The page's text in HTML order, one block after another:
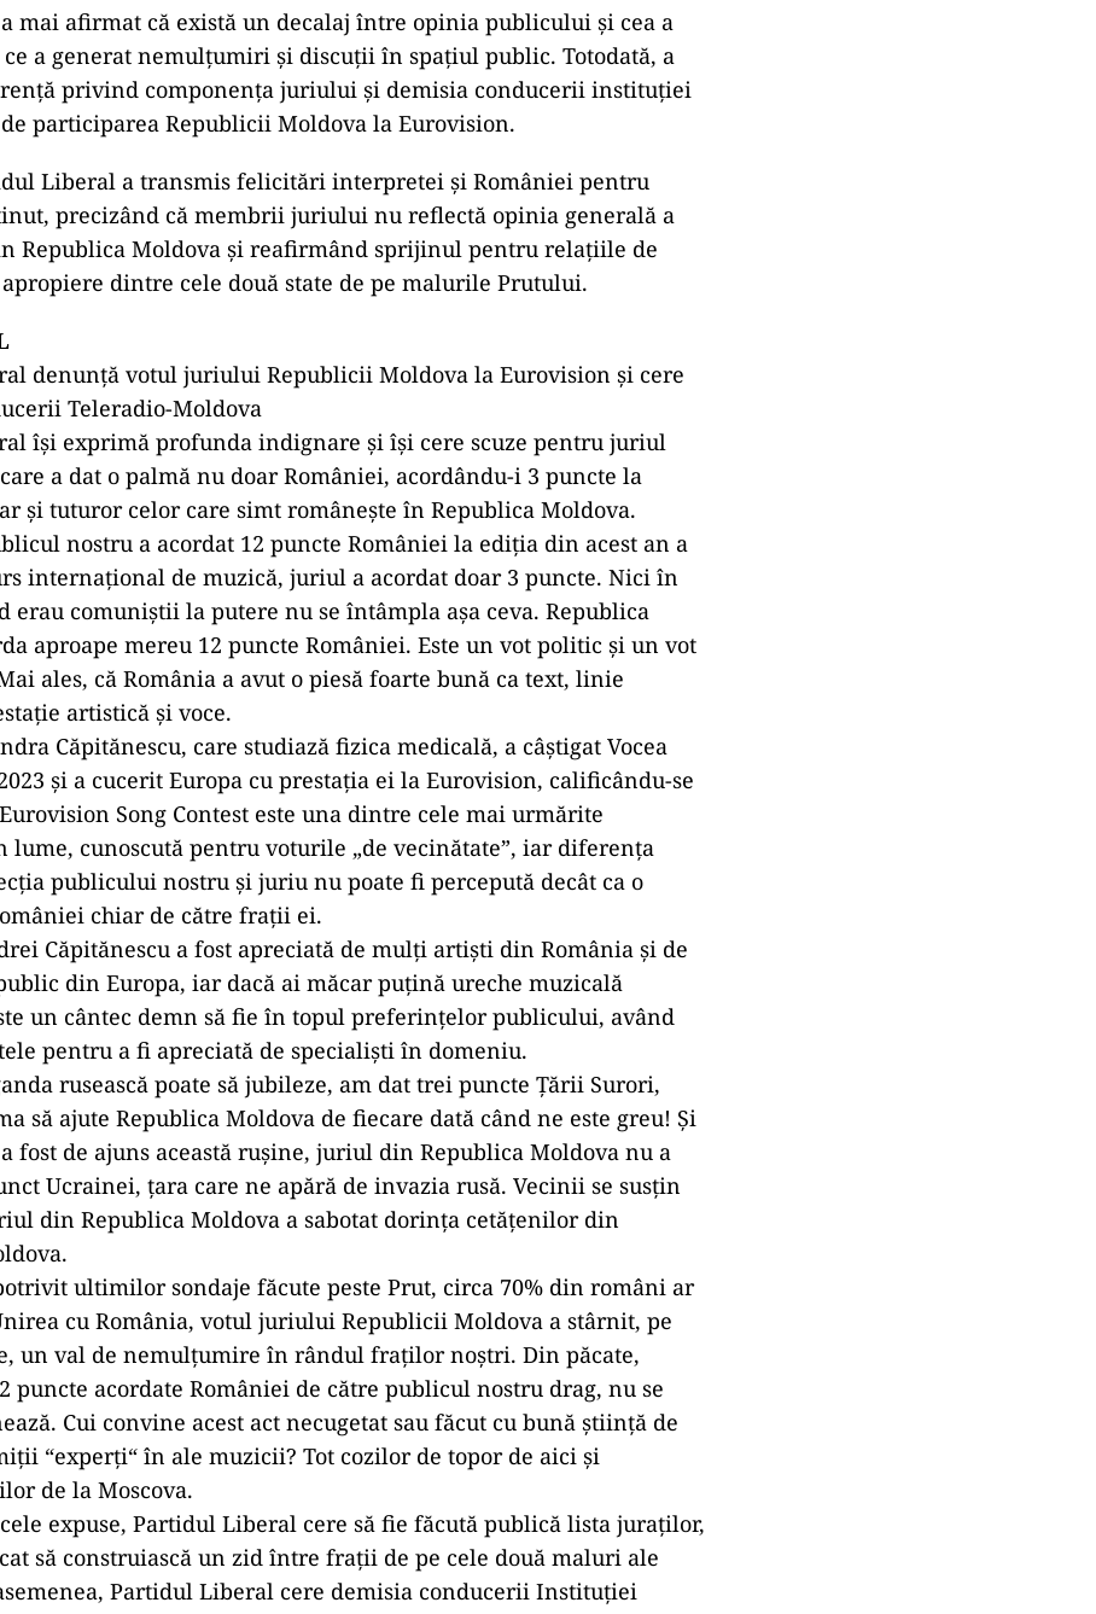
mai afirmat că există un decalaj între opinia publicului și cea a
a generat nemulțumiri și discuții în spațiul public. Totodată, a
privind componența juriului și demisia conducerii instituției
participarea Republicii Moldova la Eurovision.
Liberal a transmis felicitări interpretei și României pentru
precizând că membrii juriului nu reflectă opinia generală a
Republica Moldova și reafirmând sprijinul pentru relațiile de
dintre cele două state de pe malurile Prutului.
denunță votul juriului Republicii Moldova la Eurovision și cere
Teleradio-Moldova
își exprimă profunda indignare și își cere scuze pentru juriul
a dat o palmă nu doar României, acordându-i 3 puncte la
și tuturor celor care simt românește în Republica Moldova.
nostru a acordat 12 puncte României la ediția din acest an a
internațional de muzică, juriul a acordat doar 3 puncte. Nici în
erau comuniștii la putere nu se întâmpla așa ceva. Republica
aproape mereu 12 puncte României. Este un vot politic și un vot
ales, că România a avut o piesă foarte bună ca text, linie
artistică și voce.
Căpitănescu, care studiază fizica medicală, a câștigat Vocea
și a cucerit Europa cu prestația ei la Eurovision, calificându-se
Song Contest este una dintre cele mai urmărite
lume, cunoscută pentru voturile „de vecinătate”, iar diferența
publicului nostru și juriu nu poate fi percepută decât ca o
chiar de către frații ei.
Căpitănescu a fost apreciată de mulți artiști din România și de
din Europa, iar dacă ai măcar puțină ureche muzicală
un cântec demn să fie în topul preferințelor publicului, având
pentru a fi apreciată de specialiști în domeniu.
rusească poate să jubileze, am dat trei puncte Țării Surori,
să ajute Republica Moldova de fiecare dată când ne este greu! Și
fost de ajuns această rușine, juriul din Republica Moldova nu a
Ucrainei, țara care ne apără de invazia rusă. Vecinii se susțin
din Republica Moldova a sabotat dorința cetățenilor din
ultimilor sondaje făcute peste Prut, circa 70% din români ar
cu România, votul juriului Republicii Moldova a stârnit, pe
un val de nemulțumire în rândul fraților noștri. Din păcate,
puncte acordate României de către publicul nostru drag, nu se
Cui convine acest act necugetat sau făcut cu bună știință de
“experți“ în ale muzicii? Tot cozilor de topor de aici și
de la Moscova.
expuse, Partidul Liberal cere să fie făcută publică lista juraților,
să construiască un zid între frații de pe cele două maluri ale
Partidul Liberal cere demisia conducerii Instituției